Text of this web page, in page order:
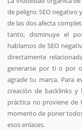
de peligro: SEO negativo
de las dos afecta
tanto, disminuye el
hablamos de SEO
directamente
generarse por ti o por
agrade tu marca. Para
creación de backlinks y
práctica no proviene de
momento de poner
esos enlaces.